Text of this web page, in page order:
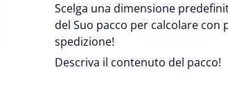
Scelga una dimensione
del Suo pacco per calcolare con
spedizione!
Descriva il contenuto del pacco!